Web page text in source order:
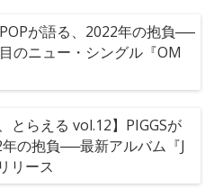
が語る、2022年の抱負──
のニュー・シングル『OM
、とらえる vol.12】PIGGSが
の抱負──最新アルバム『J
リース